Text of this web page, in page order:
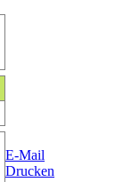
E-Mail
Drucken